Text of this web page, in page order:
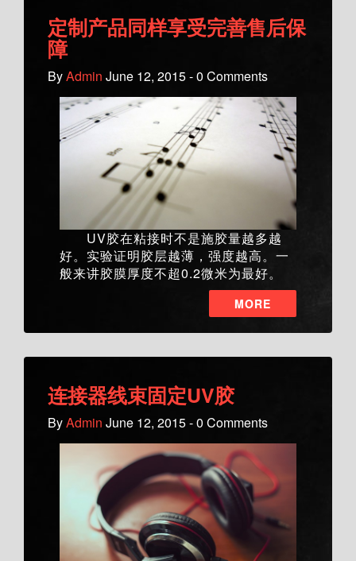
定制产品同样享受完善售后保
障
ByAdmin June 12, 2015 - 0 Comments
UV胶在粘接时不是施胶量越多越
好。实验证明胶层越薄，强度越高。一
般来讲胶膜厚度不超0.2微米为最好。
MORE
连接器线束固定UV胶
ByAdmin June 12, 2015 - 0 Comments